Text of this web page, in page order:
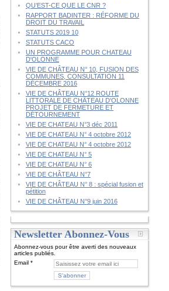
QU’EST-CE QUE LE CNR ?
RAPPORT BADINTER : RÉFORME DU
DROIT DU TRAVAIL
STATUTS 2019 10
STATUTS CACO
UN PROGRAMME POUR CHATEAU
D'OLONNE
VIE DE CHÂTEAU N° 10, FUSION DES
COMMUNES, CONSULTATION 11
DÉCEMBRE 2016
VIE DE CHÂTEAU N°12 ROUTE
LITTORALE DE CHÂTEAU D'OLONNE
PROJET DE FERMETURE ET
DÉTOURNEMENT
VIE DE CHATEAU N°3 déc 2011
VIE DE CHATEAU N° 4 octobre 2012
VIE DE CHATEAU N° 4 octobre 2012
VIE DE CHATEAU N° 5
VIE DE CHATEAU N° 6
VIE DE CHÂTEAU N°7
VIE DE CHÂTEAU N° 8 : spécial fusion et
pétition
VIE DE CHÂTEAU N°9 juin 2016
Newsletter Abonnez-Vous
Abonnez-vous pour être averti des nouveaux
articles publiés.
Email